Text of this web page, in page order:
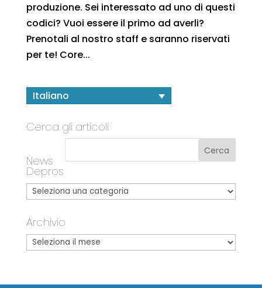
produzione. Sei interessato ad uno di questi
codici? Vuoi essere il primo ad averli?
Prenotali al nostro staff e saranno riservati
per te! Core...
Italiano
Cerca gli articoli
News
Depros
Archivio